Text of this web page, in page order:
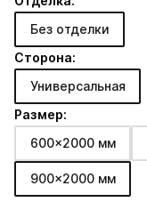
Без отделки
Сторона:
Универсальная
Размер:
600x2000 мм
900x2000 мм